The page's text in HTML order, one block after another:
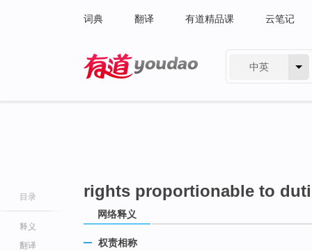
词典 翻译 有道精品课 云笔记
中英
目录
释义
翻译
rights proportionable to
网络释义
权责相称